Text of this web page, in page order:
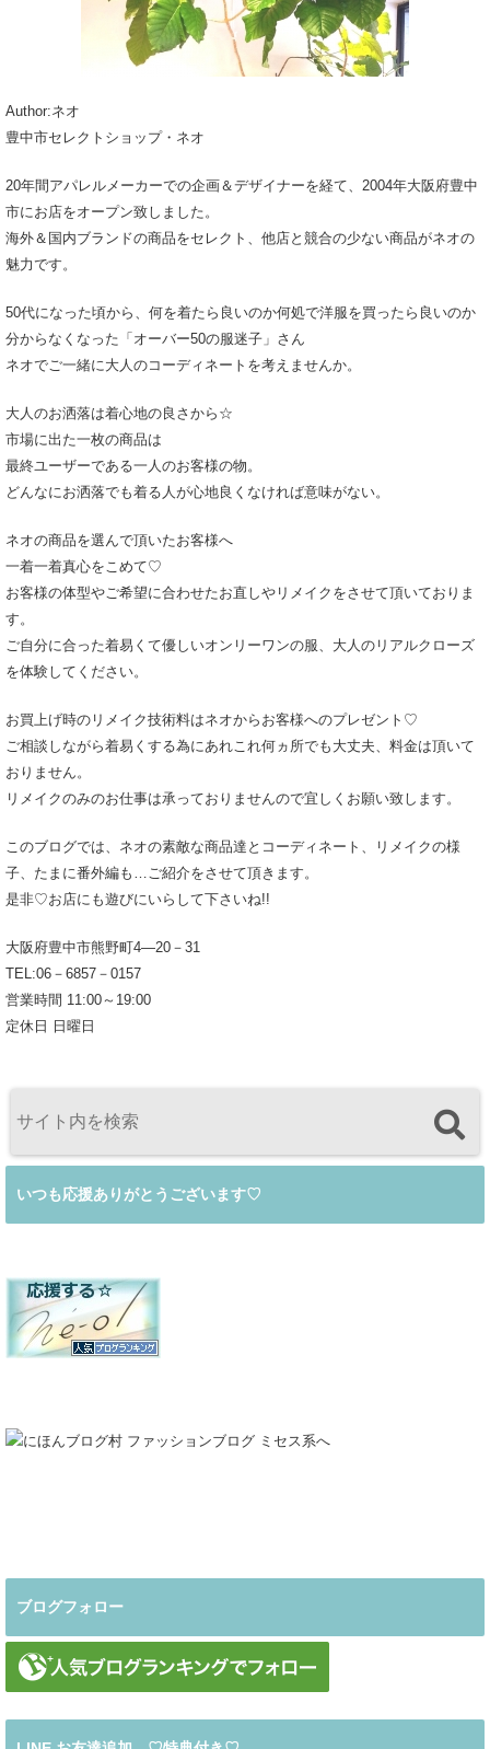
Author:ネオ
豊中市セレクトショップ・ネオ
20年間アパレルメーカーでの企画＆デザイナーを経て、2004年大阪府豊中
市にお店をオープン致しました。
海外＆国内ブランドの商品をセレクト、他店と競合の少ない商品がネオの
魅力です。
50代になった頃から、何を着たら良いのか何処で洋服を買ったら良いのか
分からなくなった「オーバー50の服迷子」さん
ネオでご一緒に大人のコーディネートを考えませんか。
大人のお洒落は着心地の良さから☆
市場に出た一枚の商品は
最終ユーザーである一人のお客様の物。
どんなにお洒落でも着る人が心地良くなければ意味がない。
ネオの商品を選んで頂いたお客様へ
一着一着真心をこめて♡
お客様の体型やご希望に合わせたお直しやリメイクをさせて頂いておりま
す。
ご自分に合った着易くて優しいオンリーワンの服、大人のリアルクローズ
を体験してください。
お買上げ時のリメイク技術料はネオからお客様へのプレゼント♡
ご相談しながら着易くする為にあれこれ何ヵ所でも大丈夫、料金は頂いて
おりません。
リメイクのみのお仕事は承っておりませんので宜しくお願い致します。
このブログでは、ネオの素敵な商品達とコーディネート、リメイクの様
子、たまに番外編も…ご紹介をさせて頂きます。
是非♡お店にも遊びにいらして下さいね!!
大阪府豊中市熊野町4―20－31
TEL:06－6857－0157
営業時間 11:00～19:00
定休日 日曜日
いつも応援ありがとうございます♡
ブログフォロー